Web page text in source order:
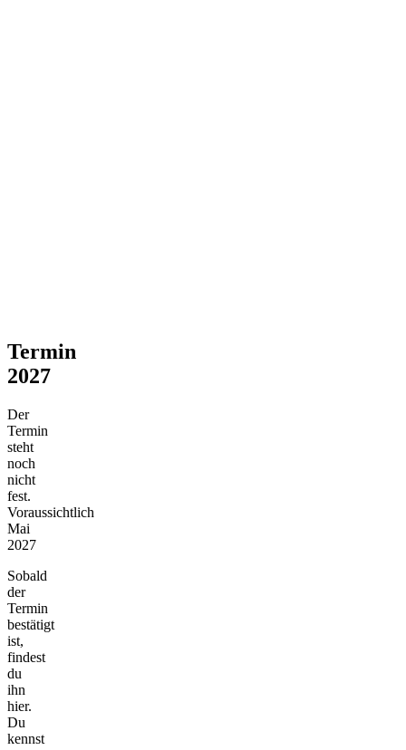
Termin
2027
Der
Termin
steht
noch
nicht
fest.
Voraussichtlich
Mai
2027
Sobald
der
Termin
bestätigt
ist,
findest
du
ihn
hier.
Du
kennst